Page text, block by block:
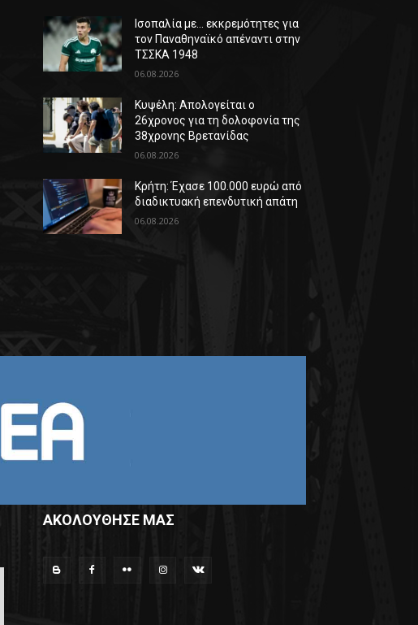
Ισοπαλία με… εκκρεμότητες για
τον Παναθηναϊκό απέναντι στην
ΤΣΣΚΑ 1948
06.08.2026
Κυψέλη: Απολογείται ο
26χρονος για τη δολοφονία της
38χρονης Βρετανίδας
06.08.2026
Κρήτη: Έχασε 100.000 ευρώ από
διαδικτυακή επενδυτική απάτη
06.08.2026
ΑΚΟΛΟΥΘΗΣΕ ΜΑΣ